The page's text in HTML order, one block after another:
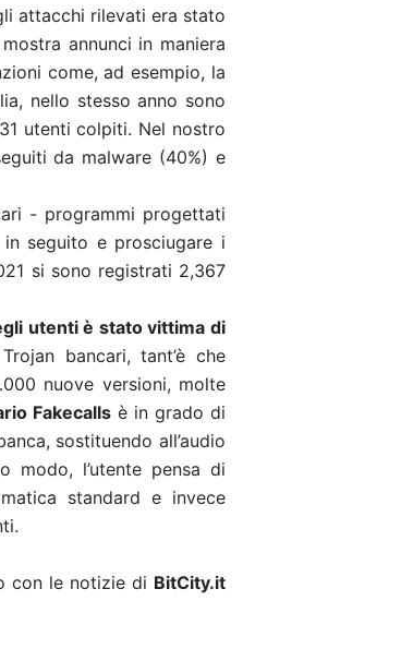
attacchi rilevati era stato
annunci in maniera
come, ad esempio, la
nello stesso anno sono
utenti colpiti. Nel nostro
da malware (40%) e
- programmi progettati
seguito e prosciugare i
si sono registrati 2,367
utenti è stato vittima di
bancari, tant’è che
nuove versioni, molte
Fakecalls è in grado di
sostituendo all’audio
modo, l’utente pensa di
standard e invece
con le notizie di BitCity.it